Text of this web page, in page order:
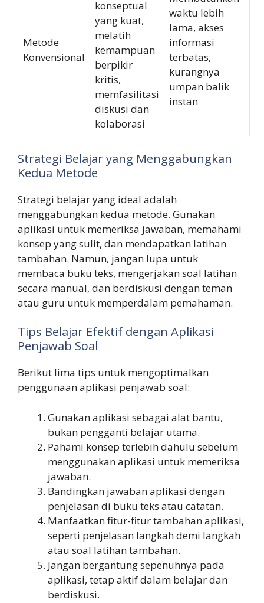
Metode
Konvensional
konseptual
yang kuat,
melatih
kemampuan
berpikir
kritis,
memfasilitasi
diskusi dan
kolaborasi
waktu lebih
lama, akses
informasi
terbatas,
kurangnya
umpan balik
instan
Strategi Belajar yang Menggabungkan
Kedua Metode
Strategi belajar yang ideal adalah
menggabungkan kedua metode. Gunakan
aplikasi untuk memeriksa jawaban, memahami
konsep yang sulit, dan mendapatkan latihan
tambahan. Namun, jangan lupa untuk
membaca buku teks, mengerjakan soal latihan
secara manual, dan berdiskusi dengan teman
atau guru untuk memperdalam pemahaman.
Tips Belajar Efektif dengan Aplikasi
Penjawab Soal
Berikut lima tips untuk mengoptimalkan
penggunaan aplikasi penjawab soal:
Gunakan aplikasi sebagai alat bantu,
bukan pengganti belajar utama.
Pahami konsep terlebih dahulu sebelum
menggunakan aplikasi untuk memeriksa
jawaban.
Bandingkan jawaban aplikasi dengan
penjelasan di buku teks atau catatan.
Manfaatkan fitur-fitur tambahan aplikasi,
seperti penjelasan langkah demi langkah
atau soal latihan tambahan.
Jangan bergantung sepenuhnya pada
aplikasi, tetap aktif dalam belajar dan
berdiskusi.